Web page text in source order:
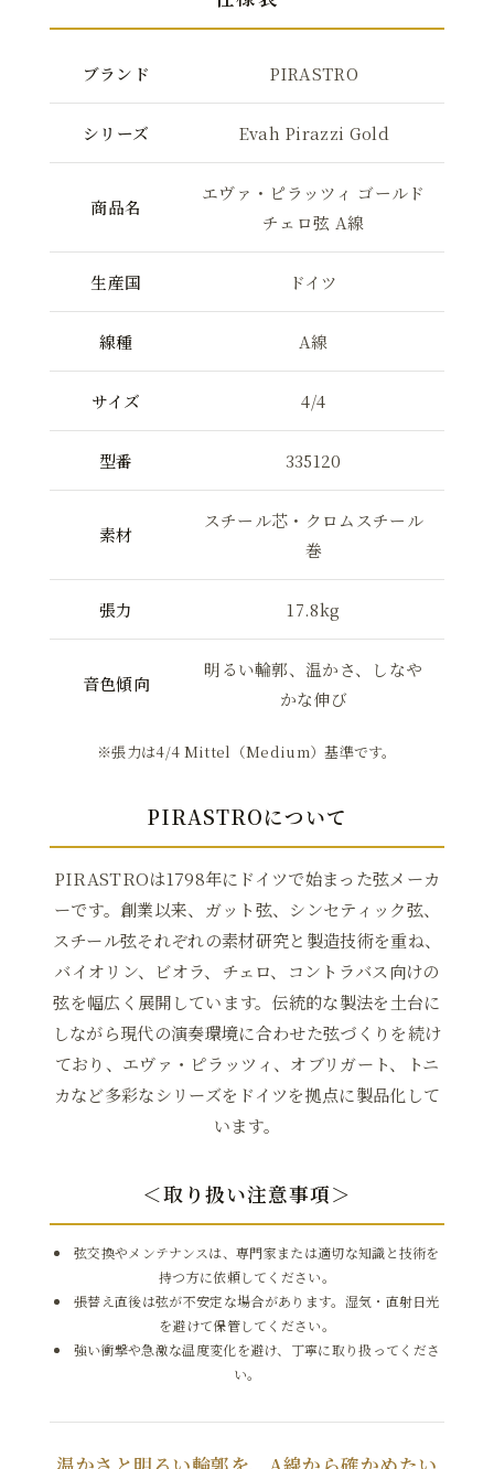
ブランド PIRASTRO
シリーズ Evah Pirazzi Gold
商品名
エヴァ・ピラッツィ ゴールド
チェロ弦 A線
生産国 ドイツ
線種 A線
サイズ 4/4
型番 335120
素材
スチール芯・クロムスチール
巻
張力 17.8kg
音色傾向
明るい輪郭、温かさ、しなや
かな伸び
※張力は4/4 Mittel（Medium）基準です。
PIRASTROについて
PIRASTROは1798年にドイツで始まった弦メーカ
ーです。創業以来、ガット弦、シンセティック弦、
スチール弦それぞれの素材研究と製造技術を重ね、
バイオリン、ビオラ、チェロ、コントラバス向けの
弦を幅広く展開しています。伝統的な製法を土台に
しながら現代の演奏環境に合わせた弦づくりを続け
ており、エヴァ・ピラッツィ、オブリガート、トニ
カなど多彩なシリーズをドイツを拠点に製品化して
います。
＜取り扱い注意事項＞
弦交換やメンテナンスは、専門家または適切な知識と技術を
持つ方に依頼してください。
張替え直後は弦が不安定な場合があります。湿気・直射日光
を避けて保管してください。
強い衝撃や急激な温度変化を避け、丁寧に取り扱ってくださ
い。